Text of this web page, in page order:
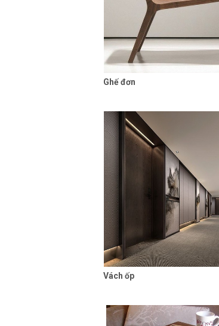
Ghế đơn
Vách ốp